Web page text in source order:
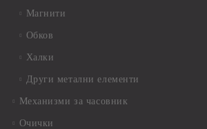
Магнити
Обков
Халки
Други метални елементи
Механизми за часовник
Очички